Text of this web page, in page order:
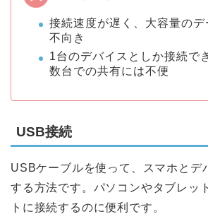
接続速度が遅く、大容量のデ
不向き
1台のデバイスとしか接続で
数台での共有には不便
USB接続
USBケーブルを使って、スマホとデ
する方法です。パソコンやタブレッ
トに接続するのに便利です。